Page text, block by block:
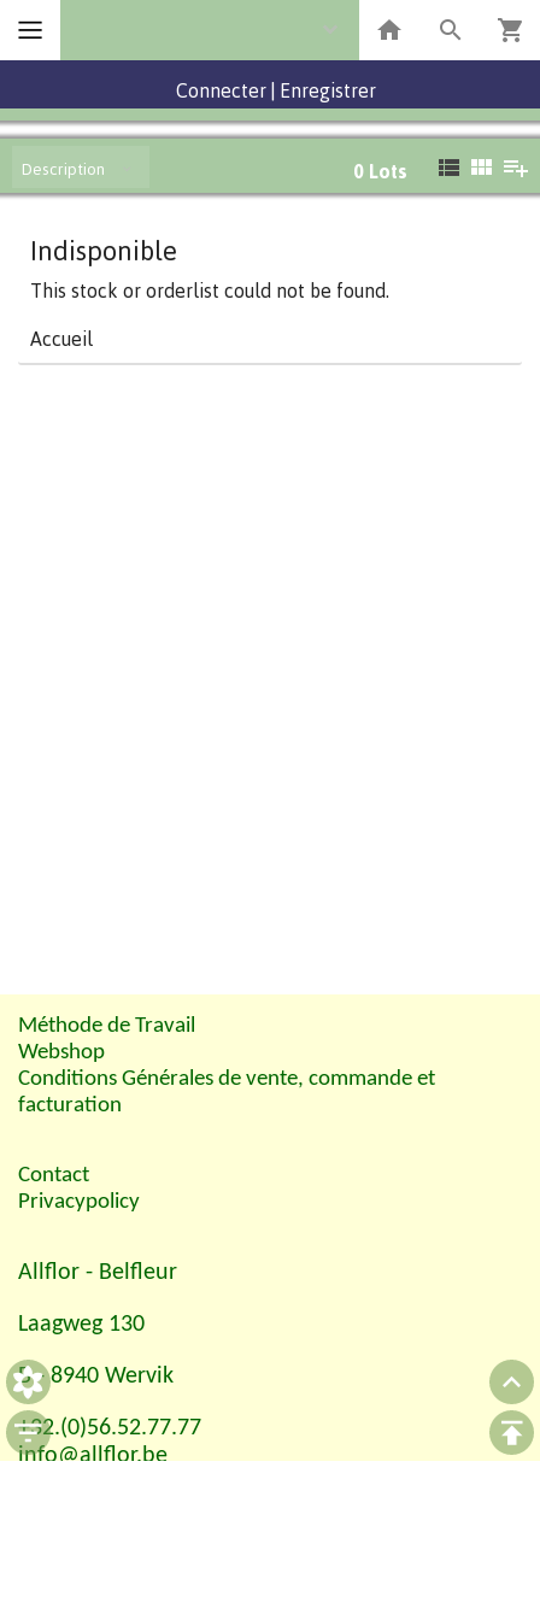
Connecter Enregistrer
Description 0 Lots
Indisponible
This stock or orderlist could not be found.
Accueil
Méthode de Travail
Webshop
Conditions Générales de vente, commande et
facturation
Contact
Privacypolicy
Allflor - Belfleur
Laagweg 130
B - 8940 Wervik
+32.(0)56.52.77.77
info@allflor.be